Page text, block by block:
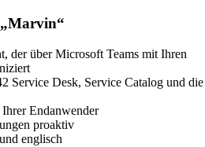
der über Microsoft Teams mit Ihren
Service Desk, Service Catalog und die
Endanwender
proaktiv
englisch